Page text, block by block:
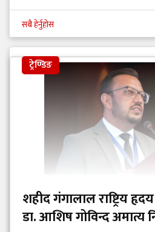
सबै हेर्नुहोस
ट्रेण्डिङ
शहीद गंगालाल राष्ट्रिय
डा. आशिष गोविन्द अमात्य